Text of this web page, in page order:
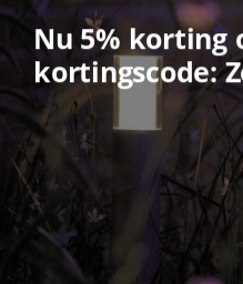
Nu 5% korting
kortingscode: